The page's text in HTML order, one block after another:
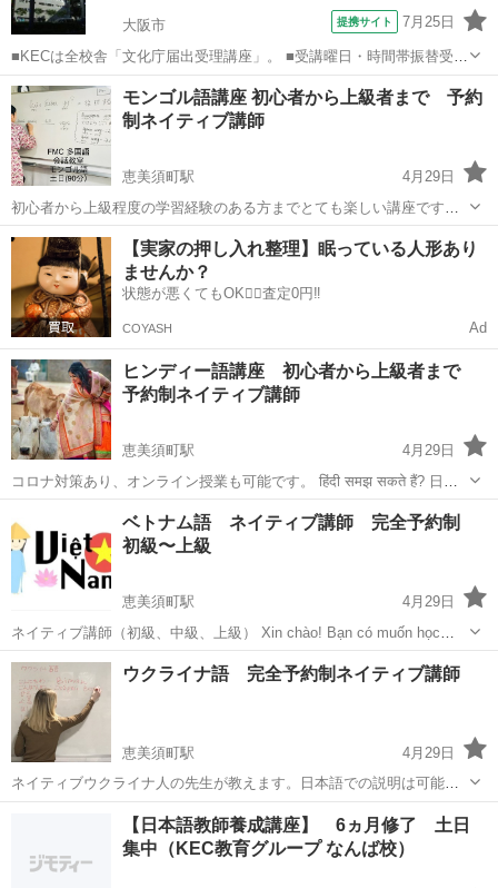
大阪市 提携サイト 7月25日
■KECは全校舎「文化庁届出受理講座」。 ■受講曜日・時間帯振替受
講、校舎間振替受講、休学制度、動画視聴（基礎理論）と資格への万
全なフォロー体制。 ■3年間無料再履修システム：入学から3年以内は
何度でも無料で再履修が可能（基...
大阪 大阪市 その他
モンゴル語講座 初心者から上級者まで 予約
制ネイティブ講師
恵美須町駅
4月29日
初心者から上級程度の学習経験のある方までとても楽しい講座です。
モンゴル語の発言、文法を学びながら、モンゴルの伝統的な文化や習
慣や歴史なども学びます。授業中にもモンゴルの歌、モンゴルの服
装、モンゴルの料理、現在モンゴルの生活を...
大阪 大阪市 恵美須町駅 その他 モンゴル語
【実家の押し入れ整理】眠っている人形あり
ませんか？
状態が悪くてもOK🙆‍♀️査定0円‼️
COYASH Ad
ヒンディー語講座 初心者から上級者まで
予約制ネイティブ講師
恵美須町駅
4月29日
コロナ対策あり、オンライン授業も可能です。 हिंदी समझ सकते हैं? 日常
生活でつかうヒンディー語の会話をお練習しましょう！ ネイティブ講
師（初級、中級、上級） "पानी की बूंदे फूल...
恵美須町駅 その他 ヒンディー語
ベトナム語 ネイティブ講師 完全予約制
初級〜上級
恵美須町駅
4月29日
ネイティブ講師（初級、中級、上級） Xin chào! Bạn có muốn học
tiếng Việt không? Đến với chúng tôi, bạn sẽ được học với giáo viên ...
大阪 大阪市 恵美須町駅 その他 ベトナム語
ウクライナ語 完全予約制ネイティブ講師
恵美須町駅
4月29日
ネイティブウクライナ人の先生が教えます。日本語での説明は可能で
す。ウクライナ語及び文化・習慣を学び会話中心の授業を行います。
参加者のみなさんと楽しく時間を送ってください。 オンライン参加者
もオーケーです。全て前払いで受付致し...
恵美須町駅 その他
【日本語教師養成講座】 6ヵ月修了 土日
集中（KEC教育グループ なんば校）